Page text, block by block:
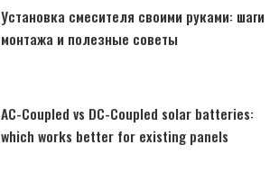
Установка смесителя своими руками: шаги
монтажа и полезные советы
AC-Coupled vs DC-Coupled solar batteries:
which works better for existing panels